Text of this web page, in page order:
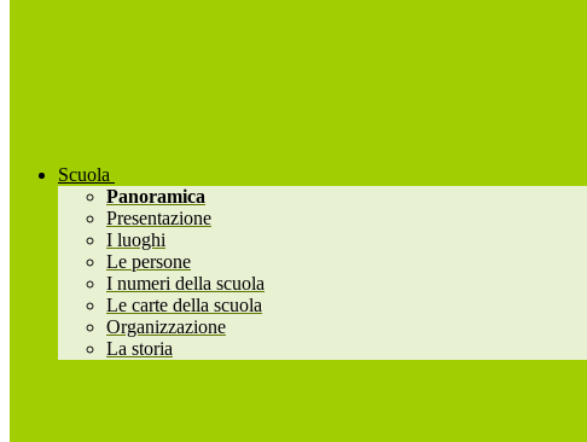
Scuola
Panoramica
Presentazione
I luoghi
Le persone
I numeri della scuola
Le carte della scuola
Organizzazione
La storia